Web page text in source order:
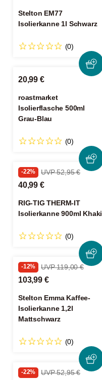
Stelton EM77
Isolierkanne 1l Schwarz
(0)
20,99 €
roastmarket
Isolierflasche 500ml
Grau-Blau
(0)
-22% UVP 52,95 €
40,99 €
RIG-TIG THERM-IT
Isolierkanne 900ml Khaki
(0)
-12% UVP 119,00 €
103,99 €
Stelton Emma Kaffee-
Isolierkanne 1,2l
Mattschwarz
(0)
-22% UVP 52,95 €